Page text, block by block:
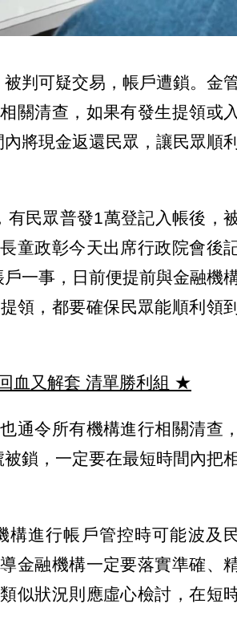
判可疑交易，帳戶遭鎖。金
關清查，如果有發生提領或入
將現金返還民眾，讓民眾順利
民眾普發1萬登記入帳後，
童政彰今天出席行政院會後
一事，日前便提前與金融機
領，都要確保民眾能順利領到
血又解套 清單勝利組 ★
通令所有機構進行相關清查，
鎖，一定要在最短時間內把
構進行帳戶管控時可能波及
金融機構一定要落實準確、
似狀況則應虛心檢討，在短